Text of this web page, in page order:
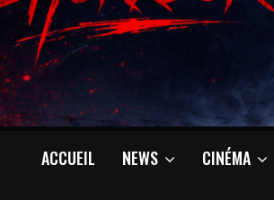
ACCUEIL NEWS CINÉMA